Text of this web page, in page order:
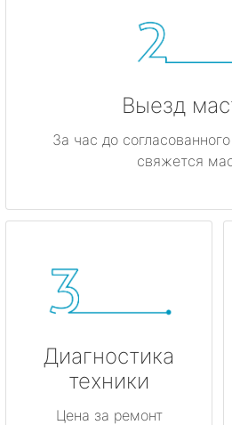
Выезд
За час до
свяжется
Диагностика
техники
Цена за ремонт